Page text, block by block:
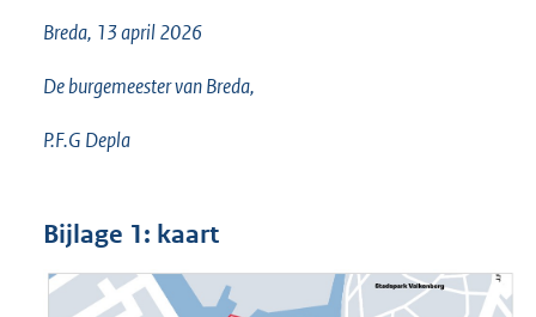
Breda, 13 april 2026
De burgemeester van Breda,
P.F.G Depla
Bijlage 1: kaart